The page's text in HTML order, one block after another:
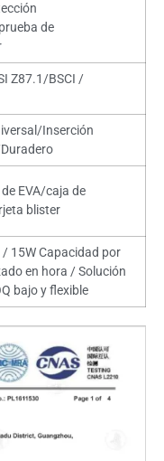
de
Z87.1/BSCI /
Inserción
EVA/caja de
blister
15W Capacidad por
en hora / Solución
bajo y flexible